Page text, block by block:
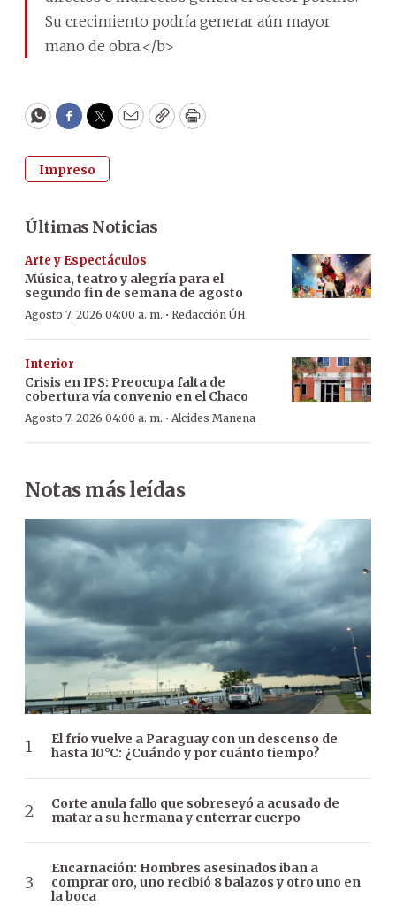
Su crecimiento podría generar aún mayor
mano de obra.</b>
WhatsApp
Facebook
Twitter
EmailCopyPrint
Impreso
Últimas Noticias
Arte y Espectáculos
Música, teatro y alegría para el
segundo fin de semana de agosto
Agosto 7, 2026 04:00 a. m. · Redacción ÚH
Interior
Crisis en IPS: Preocupa falta de
cobertura vía convenio en el Chaco
Agosto 7, 2026 04:00 a. m. · Alcides Manena
Notas más leídas
El frío vuelve a Paraguay con un descenso de
hasta 10°C: ¿Cuándo y por cuánto tiempo?
Corte anula fallo que sobreseyó a acusado de
matar a su hermana y enterrar cuerpo
Encarnación: Hombres asesinados iban a
comprar oro, uno recibió 8 balazos y otro uno en
la boca